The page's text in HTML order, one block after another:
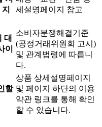
세설명페이지 참고
대
이
소비자분쟁해결기준
(공정거래위원회 고시)
및 관계법령에 따릅니
다.
할
상품 상세설명페이지
및 페이지 하단의 이용
약관 링크를 통해 확인
할 수 있습니다.